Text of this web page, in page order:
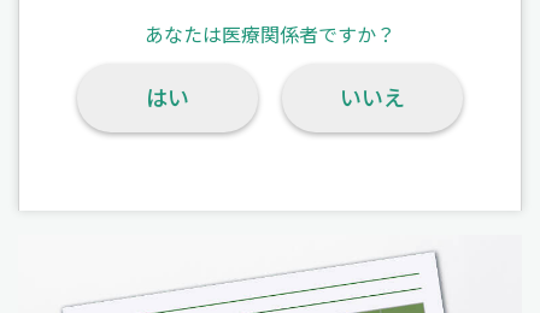
あなたは医療関係者ですか？
はい いいえ